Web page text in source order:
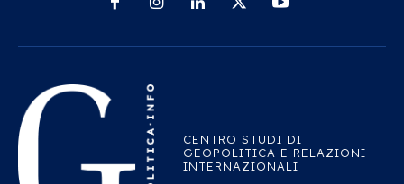
CENTRO STUDI DI
GEOPOLITICA E RELAZIONI
INTERNAZIONALI